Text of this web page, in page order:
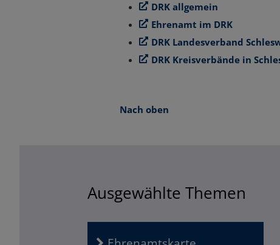
DRK allgemein
Ehrenamt im DRK
DRK Landesverband
DRK Kreisverbände in
Nach oben
Ausgewählte Themen